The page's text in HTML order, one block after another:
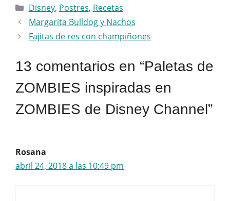
Categorías
Disney, Postres, Recetas
Margarita Bulldog y Nachos
Fajitas de res con champiñones
13 comentarios en “Paletas de
ZOMBIES inspiradas en
ZOMBIES de Disney Channel”
Rosana
abril 24, 2018 a las 10:49 pm